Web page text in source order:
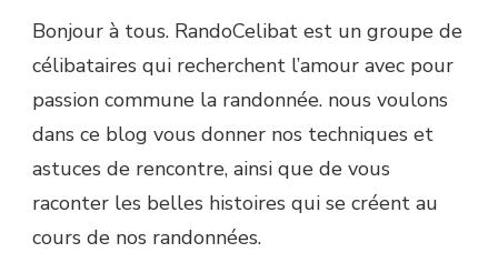
Bonjour à tous. RandoCelibat est un groupe de
célibataires qui recherchent l’amour avec pour
passion commune la randonnée. nous voulons
dans ce blog vous donner nos techniques et
astuces de rencontre, ainsi que de vous
raconter les belles histoires qui se créent au
cours de nos randonnées.